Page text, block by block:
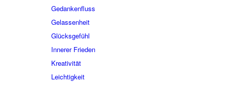
Gedankenfluss
Gelassenheit
Glücksgefühl
Innerer Frieden
Kreativität
Leichtigkeit